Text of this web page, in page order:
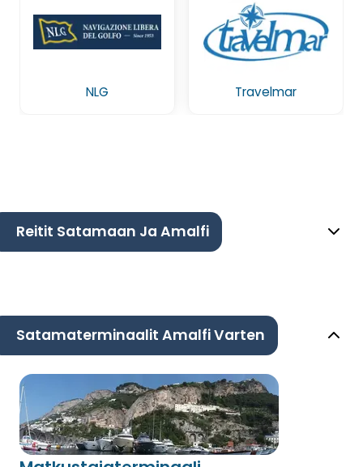
NLG Travelmar
Reitit Satamaan Ja Amalfi
Satamaterminaalit Amalfi Varten